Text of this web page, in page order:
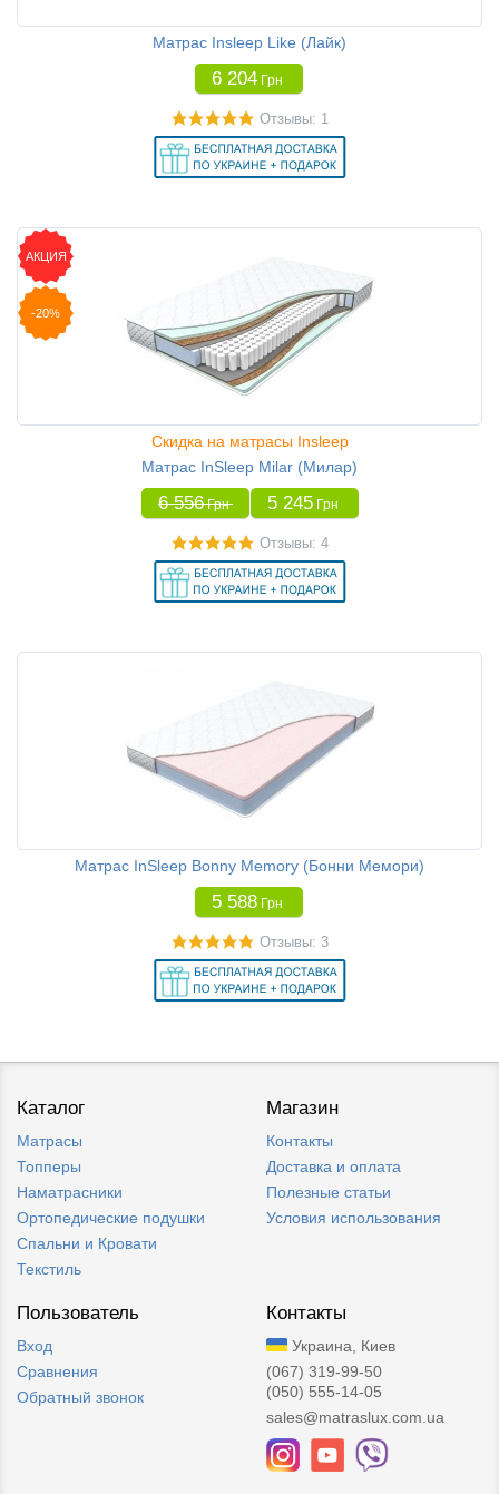
Матрас Insleep Like (Лайк)
6 204 Грн
Отзывы: 1
АКЦИЯ
-20%
Скидка на матрасы Insleep
Матрас InSleep Milar (Милар)
6 556 Грн 5 245 Грн
Отзывы: 4
Матрас InSleep Bonny Memory (Бонни Мемори)
5 588 Грн
Отзывы: 3
Каталог
Матрасы
Топперы
Наматрасники
Ортопедические подушки
Спальни и Кровати
Текстиль
Магазин
Контакты
Доставка и оплата
Полезные статьи
Условия использования
Пользователь
Вход
Сравнения
Обратный звонок
Контакты
Украина, Киев
(067) 319-99-50
(050) 555-14-05
sales@matraslux.com.ua